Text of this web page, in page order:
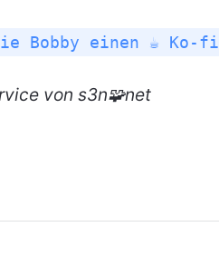
Bobby einen ☕ Ko-fi
von s3n🧩net